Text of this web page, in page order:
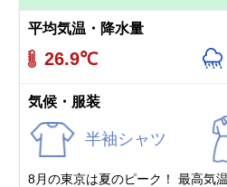
平均気温・降水量
26.9℃
気候・服装
半袖シャツ
8月の東京は夏のピーク！ 最高気